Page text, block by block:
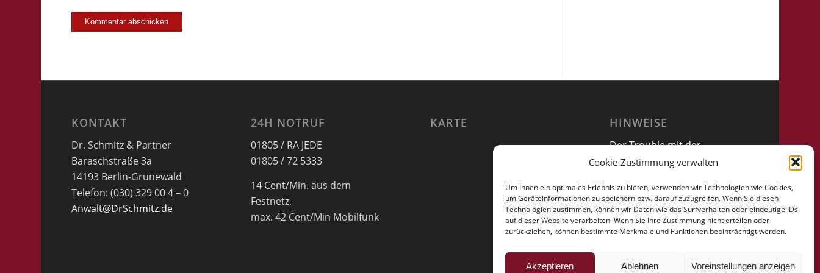
Cookie-Zustimmung verwalten
Um Ihnen ein optimales Erlebnis zu bieten, verwenden wir Technologien wie Cookies,
um Geräteinformationen zu speichern bzw. darauf zuzugreifen. Wenn Sie diesen
Technologien zustimmen, können wir Daten wie das Surfverhalten oder eindeutige IDs
auf dieser Website verarbeiten. Wenn Sie Ihre Zustimmung nicht erteilen oder
zurückziehen, können bestimmte Merkmale und Funktionen beeinträchtigt werden.
Akzeptieren Ablehnen Voreinstellungen anzeigen
KONTAKT
Dr. Schmitz & Partner
Baraschstraße 3a
14193 Berlin-Grunewald
Telefon: (030) 329 00 4 – 0
Anwalt@DrSchmitz.de
24H NOTRUF
01805 / RA JEDE
01805 / 72 5333
14 Cent/Min. aus dem
Festnetz,
max. 42 Cent/Min Mobilfunk
KARTE HINWEISE
Der Trouble mit der
Vollmacht